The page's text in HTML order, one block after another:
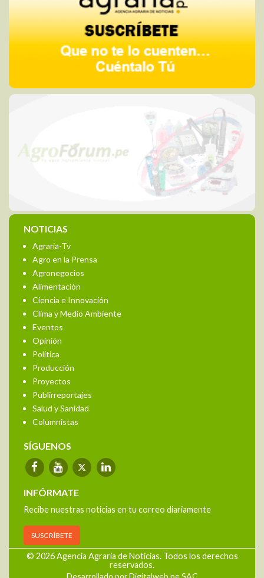
NOTICIAS
Agraria-Tv
Agro en la Prensa
Agronegocios
Alimentación
Ciencia e Innovación
Clima y Medio Ambiente
Eventos
Opinión
Política
Producción
Proyectos
Publirreportajes
Salud y Sanidad
Columnistas
SÍGUENOS
INFÓRMATE
Recibe nuestras noticias en tu correo diariamente
SUSCRÍBETE
© 2026 Agencia Agraria de Noticias. Todos los derechos
reservados.